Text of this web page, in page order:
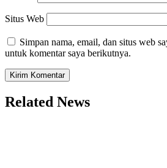
Situs Web
Simpan nama, email, dan situs web
untuk komentar saya berikutnya.
Related News